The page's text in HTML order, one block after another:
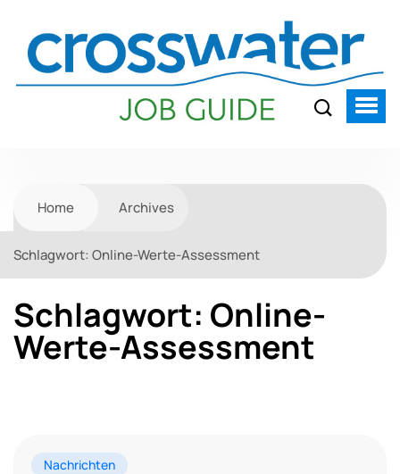
Home Archives
Schlagwort: Online-Werte-Assessment
Schlagwort: Online-
Werte-Assessment
Nachrichten